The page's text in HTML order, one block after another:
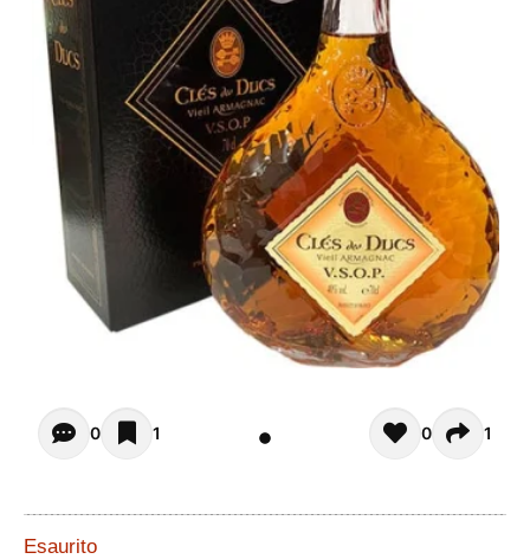
Opiniones - In questo momento non ci sono commenti.
0 1 0 1
Esaurito